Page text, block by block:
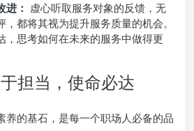
进： 虚心听取服务对象的反馈，无
都将其视为提升服务质量的机会。
，思考如何在未来的服务中做得更
担当，使命必达
养的基石，是每一个职场人必备的品